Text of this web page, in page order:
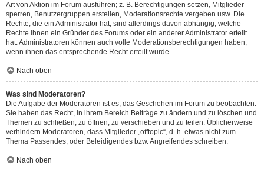
Art von Aktion im Forum ausführen; z. B. Berechtigungen setzen, Mitglieder
sperren, Benutzergruppen erstellen, Moderationsrechte vergeben usw. Die
Rechte, die ein Administrator hat, sind allerdings davon abhängig, welche
Rechte ihnen ein Gründer des Forums oder ein anderer Administrator erteilt
hat. Administratoren können auch volle Moderationsberechtigungen haben,
wenn ihnen das entsprechende Recht erteilt wurde.
Nach oben
Was sind Moderatoren?
Die Aufgabe der Moderatoren ist es, das Geschehen im Forum zu beobachten.
Sie haben das Recht, in ihrem Bereich Beiträge zu ändern und zu löschen und
Themen zu schließen, zu öffnen, zu verschieben und zu teilen. Üblicherweise
verhindern Moderatoren, dass Mitglieder „offtopic“, d. h. etwas nicht zum
Thema Passendes, oder Beleidigendes bzw. Angreifendes schreiben.
Nach oben